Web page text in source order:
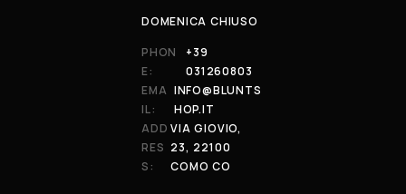
DOMENICA CHIUSO
PHON
E:
+39
031260803
EMA
IL:
INFO@BLUNTS
HOP.IT
ADD
RES
S:
VIA GIOVIO,
23, 22100
COMO CO